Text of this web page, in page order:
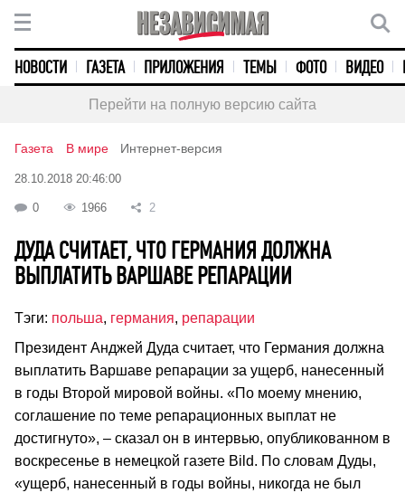
НОВОСТИ ГАЗЕТА ПРИЛОЖЕНИЯ ТЕМЫ ФОТО ВИДЕО
Перейти на полную версию сайта
Газета В мире Интернет-версия
28.10.2018 20:46:00
0 1966 2
ДУДА СЧИТАЕТ, ЧТО ГЕРМАНИЯ ДОЛЖНА
ВЫПЛАТИТЬ ВАРШАВЕ РЕПАРАЦИИ
Тэги: польша, германия, репарации
Президент Анджей Дуда считает, что Германия должна
выплатить Варшаве репарации за ущерб, нанесенный
в годы Второй мировой войны. «По моему мнению,
соглашение по теме репарационных выплат не
достигнуто», – сказал он в интервью, опубликованном в
воскресенье в немецкой газете Bild. По словам Дуды,
«ущерб, нанесенный в годы войны, никогда не был